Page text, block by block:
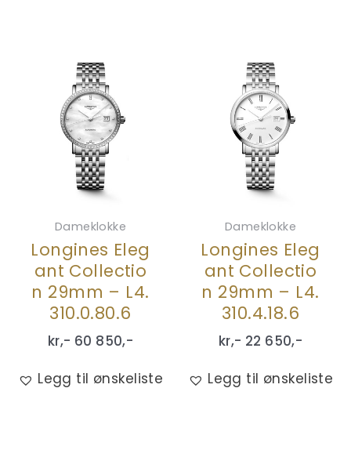
Dameklokke
Longines Eleg
ant Collectio
n 29mm – L4.
310.0.80.6
kr,- 60 850,-
Legg til ønskeliste
Dameklokke
Longines Eleg
ant Collectio
n 29mm – L4.
310.4.18.6
kr,- 22 650,-
Legg til ønskeliste